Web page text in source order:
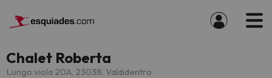
Chalet Roberta
Lungo viola 20A, 23038, Valdidentro